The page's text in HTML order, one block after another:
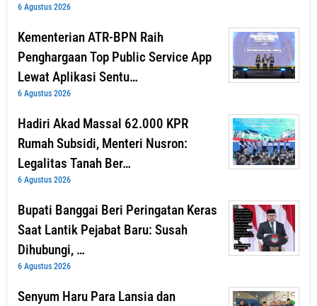
6 Agustus 2026
Kementerian ATR-BPN Raih
Penghargaan Top Public Service App
Lewat Aplikasi Sentu…
6 Agustus 2026
Hadiri Akad Massal 62.000 KPR
Rumah Subsidi, Menteri Nusron:
Legalitas Tanah Ber…
6 Agustus 2026
Bupati Banggai Beri Peringatan Keras
Saat Lantik Pejabat Baru: Susah
Dihubungi, …
6 Agustus 2026
Senyum Haru Para Lansia dan